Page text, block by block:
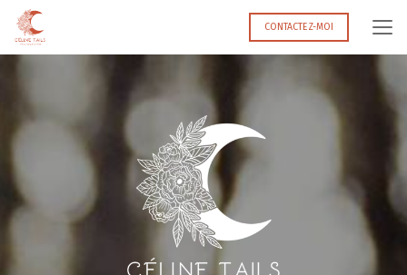
Aller
contenu
CONTACTEZ-MOI